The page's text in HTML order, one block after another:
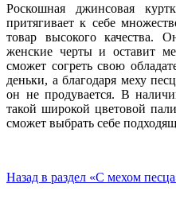
Роскошная джинсовая
притягивает к себе
товар высокого качества.
женские черты и оставит
сможет согреть свою
деньки, а благодаря меху
он не продувается. В
такой широкой цветовой
сможет выбрать себе
Назад в раздел «С мехом